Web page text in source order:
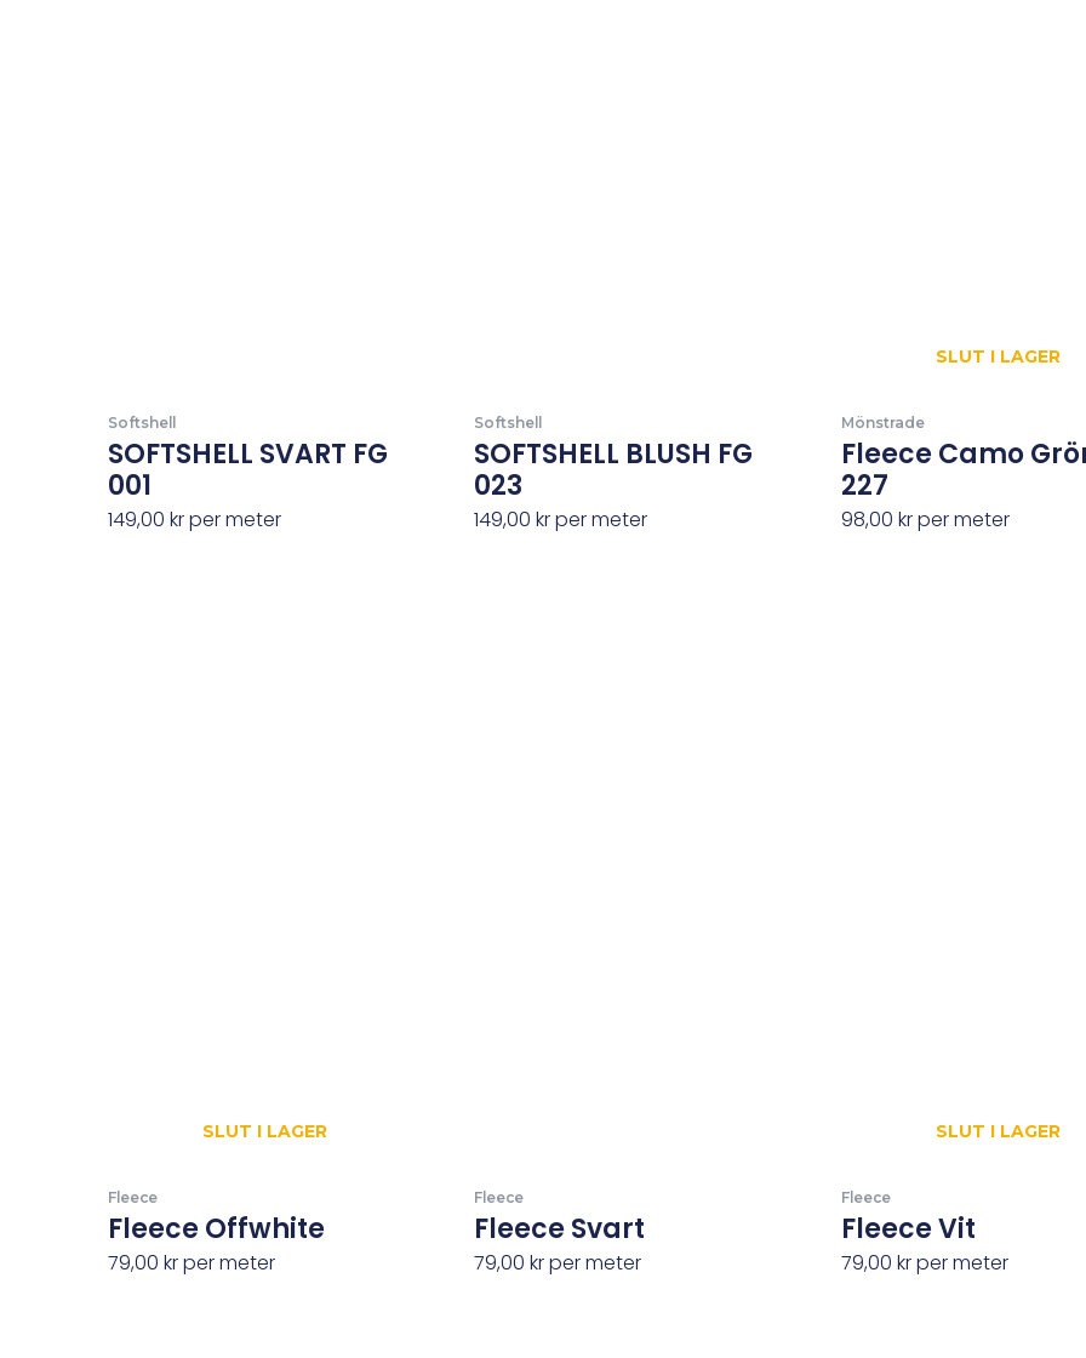
Softshell
SOFTSHELL SVART FG
001
149,00 krper meter
Softshell
SOFTSHELL BLUSH FG
023
149,00krper meter
SLUT I LAGER
Mönstrade
Fleece Camo
227
98,00 krper meter
SLUT I LAGER
Fleece
Fleece Offwhite
79,00 krper meter
Fleece
Fleece Svart
79,00krper meter
SLUT I LAGER
Fleece
Fleece Vit
79,00 krper meter